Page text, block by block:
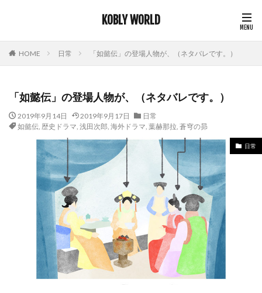
KOBLY WORLD
HOME 日常 「如懿伝」の登場人物が、（ネタバレです。）
「如懿伝」の登場人物が、（ネタバレです。）
2019年9月14日 2019年9月17日
日常
如懿伝, 歴史ドラマ, 浅田次郎, 海外ドラマ, 葉赫那拉, 蒼穹の昴
日常